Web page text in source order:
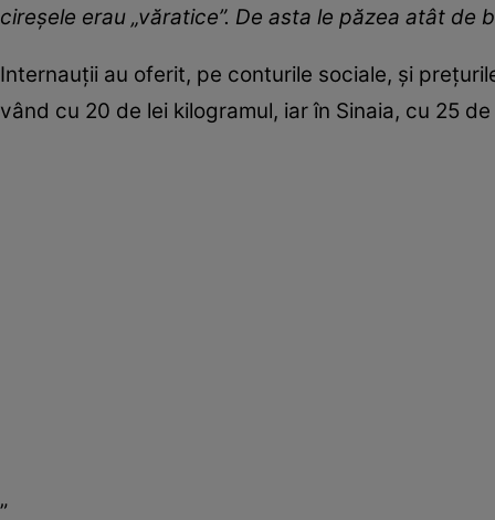
cireșele erau „văratice”. De asta le păzea atât de
Internauții au oferit, pe conturile sociale, și
vând cu 20 de lei kilogramul, iar în Sinaia, cu 25
„